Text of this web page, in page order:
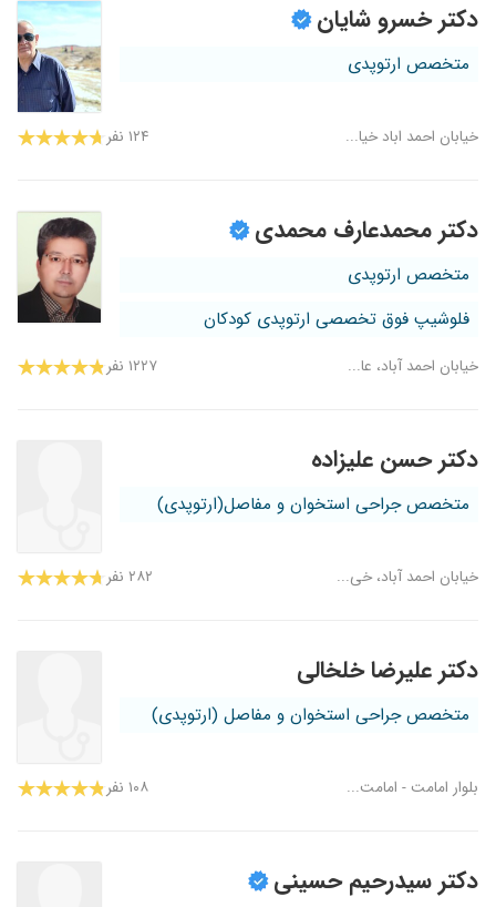
دکتر خسرو شایان
متخصص ارتوپدی
خیابان احمد اباد خیا... ۱۲۴ نفر
دکتر محمدعارف محمدی
متخصص ارتوپدی
فلوشیپ فوق تخصصی ارتوپدی کودکان
خیابان احمد آباد، عا... ۱۲۲۷ نفر
دکتر حسن علیزاده
متخصص جراحی استخوان و مفاصل(ارتوپدی)
خیابان احمد آباد، خی... ۲۸۲ نفر
دکتر علیرضا خلخالی
متخصص جراحی استخوان و مفاصل (ارتوپدی)
بلوار امامت - امامت... ۱۰۸ نفر
دکتر سیدرحیم حسینی